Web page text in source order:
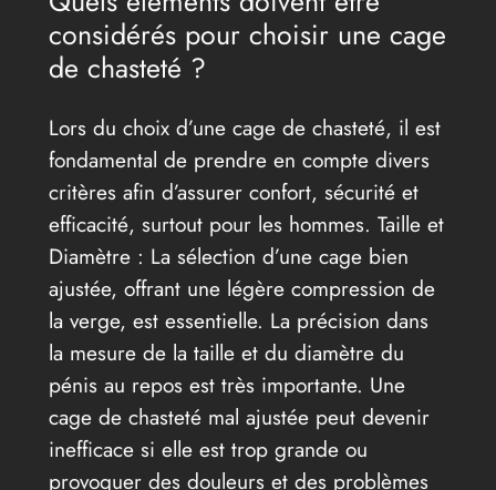
considérés pour choisir une cage
de chasteté ?
Lors du choix d’une cage de chasteté, il est
fondamental de prendre en compte divers
critères afin d’assurer confort, sécurité et
efficacité, surtout pour les hommes. Taille et
Diamètre : La sélection d’une cage bien
ajustée, offrant une légère compression de
la verge, est essentielle. La précision dans
la mesure de la taille et du diamètre du
pénis au repos est très importante. Une
cage de chasteté mal ajustée peut devenir
inefficace si elle est trop grande ou
provoquer des douleurs et des problèmes